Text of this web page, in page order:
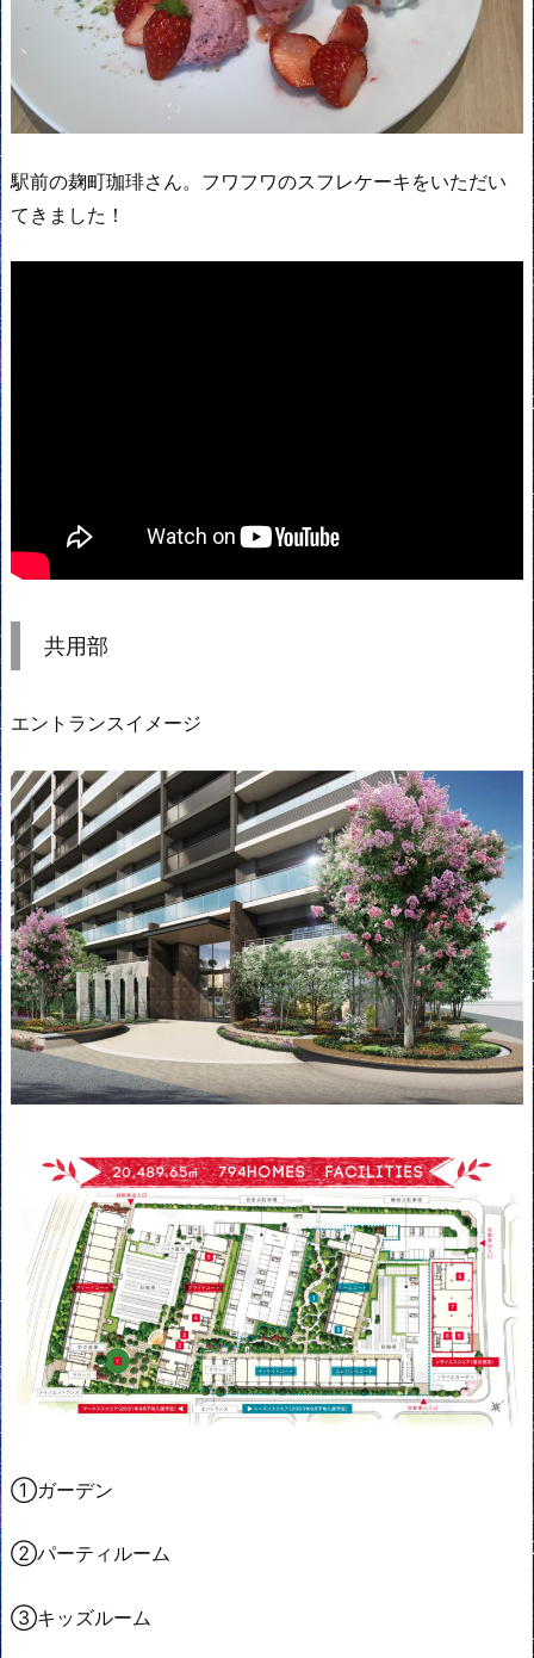
駅前の麹町珈琲さん。フワフワのスフレケーキをいただい
てきました！
共用部
エントランスイメージ
①ガーデン
②パーティルーム
③キッズルーム